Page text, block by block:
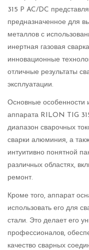
315 P AC/DC
предназначенное для
металлов с
инертная газовая
инновационные
отличные результаты
эксплуатации.
Основные особенности
аппарата RILON TIG
диапазон сварочных
сварки алюминия, а
интуитивно понятной
различных областях,
ремонт.
Кроме того, аппарат
использовать его для
стали. Это делает его
профессионалов,
качество сварных